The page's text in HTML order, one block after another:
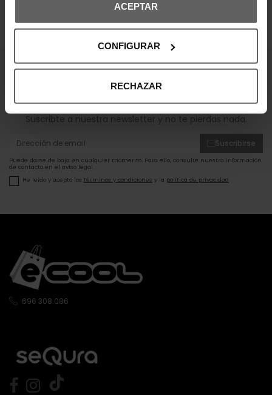
ACEPTAR
CONFIGURAR
RECHAZAR
¡Entérate de todas las novedades y
Suscribte a nuestra newsletter y no te pierdas nada.
Suscribirse
Puede darse de baja en cualquier momento. Para ello, consulte nuestra información
de contacto en el aviso legal.
He leído y acepto los términos y condiciones y la política de privacidad
696 308 086